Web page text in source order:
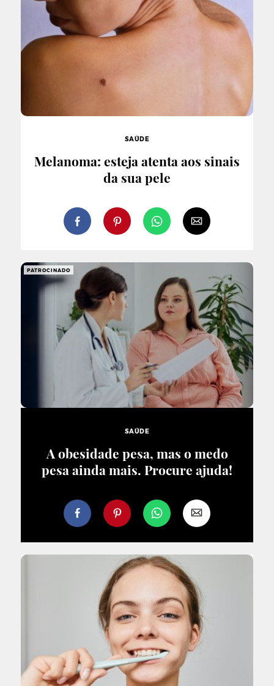
SAÚDE
Melanoma: esteja atenta aos sinais
da sua pele
PATROCINADO
SAÚDE
A obesidade pesa, mas o medo
pesa ainda mais. Procure ajuda!